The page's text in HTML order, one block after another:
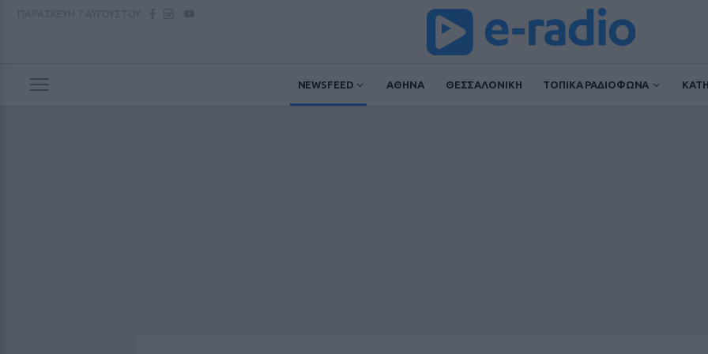
NEWSFEED ΑΘΗΝΑ ΘΕΣΣΑΛΟΝΙΚΗ ΤΟΠΙΚΑ ΡΑΔΙΟΦΩΝΑ